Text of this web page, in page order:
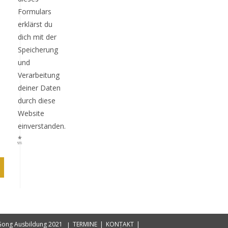
Formulars
erklärst du
dich mit der
Speicherung
und
Verarbeitung
deiner Daten
durch diese
Website
einverstanden.
*
Ausbildung 2021 TERMINE KONTAKT